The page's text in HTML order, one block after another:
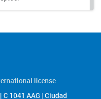
license
1041 AAG | Ciudad